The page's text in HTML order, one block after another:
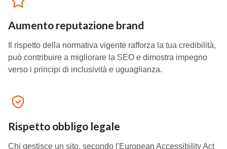
Aumento reputazione brand
Il rispetto della normativa vigente rafforza la tua credibilità,
può contribuire a migliorare la SEO e dimostra impegno
verso i principi di inclusività e uguaglianza.
Rispetto obbligo legale
Chi gestisce un sito, secondo l'European Accessibility Act